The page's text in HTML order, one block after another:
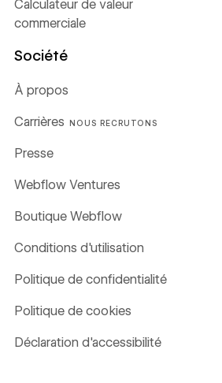
Calculateur de valeur
commerciale
Société
À propos
Carrières NOUS RECRUTONS
Presse
Webflow Ventures
Boutique Webflow
Conditions d'utilisation
Politique de confidentialité
Politique de cookies
Déclaration d'accessibilité